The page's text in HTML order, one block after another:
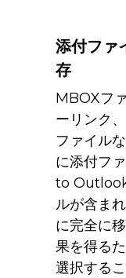
添付ファ
存
MBOXフ
ーリンク
ファイル
に添付フ
to
ルが含ま
に完全に
果を得る
選択する